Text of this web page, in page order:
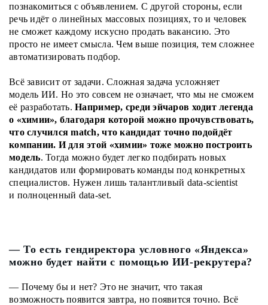
познакомиться с объявлением. С другой стороны, если
речь идёт о линейных массовых позициях, то и человек
не сможет каждому искусно продать вакансию. Это
просто не имеет смысла. Чем выше позиция, тем сложнее
автоматизировать подбор.
Всё зависит от задачи. Сложная задача усложняет
модель ИИ. Но это совсем не означает, что мы не сможем
её разработать.Например, среди эйчаров ходит легенда
о «химии», благодаря которой можно прочувствовать,
что случился match, что кандидат точно подойдёт
компании. И для этой «химии» тоже можно построить
модель. Тогда можно будет легко подбирать новых
кандидатов или формировать команды под конкретных
специалистов. Нужен лишь талантливый data-scientist
и полноценный data-set.
— То есть гендиректора условного «Яндекса»
можно будет найти с помощью ИИ-рекрутера?
— Почему бы и нет? Это не значит, что такая
возможность появится завтра, но появится точно. Всё